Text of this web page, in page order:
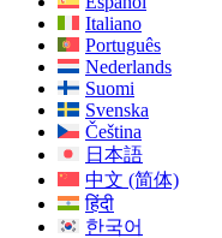
Italiano
Português
Nederlands
Suomi
Svenska
Čeština
日本語
中文 (简体)
हिंदी
한국어